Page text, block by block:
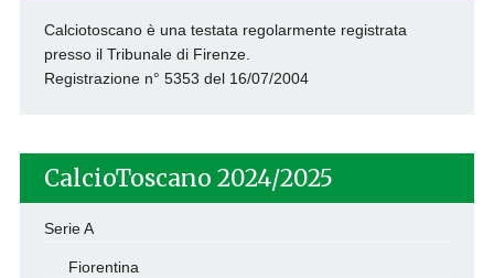
Calciotoscano è una testata regolarmente registrata
presso il Tribunale di Firenze.
Registrazione n° 5353 del 16/07/2004
CalcioToscano 2024/2025
Serie A
Fiorentina